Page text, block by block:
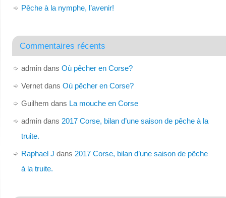
Pêche à la nymphe, l’avenir!
Commentaires récents
admindans Où pêcher en Corse?
Vernetdans Où pêcher en Corse?
Guilhem dans La mouche en Corse
admindans 2017 Corse, bilan d’une saison de pêche à la
truite.
Raphael J dans 2017 Corse, bilan d’une saison de pêche
à la truite.